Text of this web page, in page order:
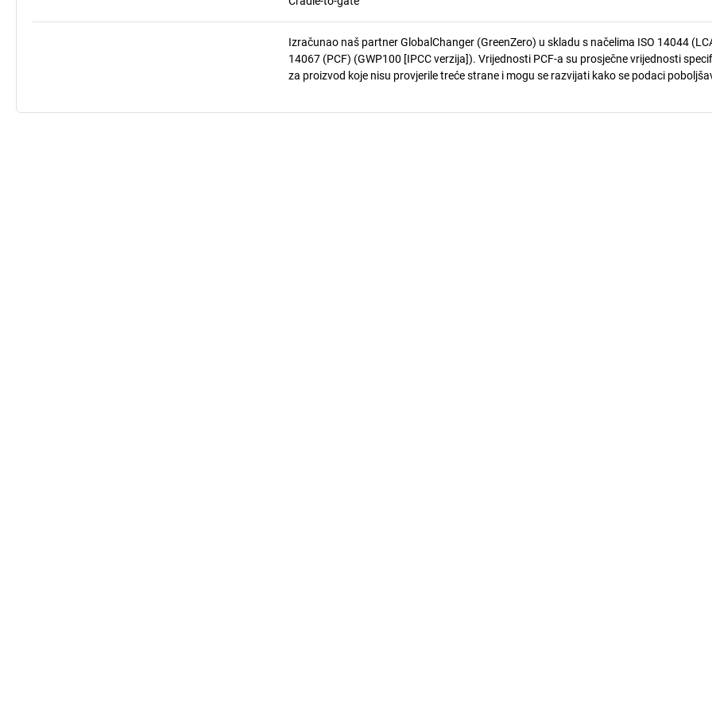
Izračunao naš partner GlobalChanger (GreenZero) u skladu s načelima ISO 14044
14067 (PCF) (GWP100 [IPCC verzija]). Vrijednosti PCF-a su prosječne vrijednosti
za proizvod koje nisu provjerile treće strane i mogu se razvijati kako se podaci